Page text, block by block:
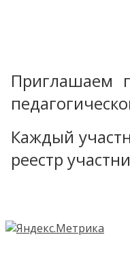
Приглашаем
Каждый
реестр